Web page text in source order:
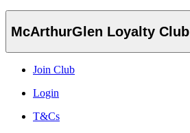
McArthurGlen Loyalty Club
Join Club
Login
T&Cs